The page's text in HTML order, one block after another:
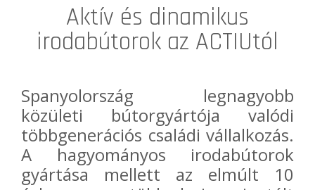
Aktív és dinamikus
irodabútorok az ACTIUtól
Spanyolország legnagyobb
közületi bútorgyártója valódi
többgenerációs családi vállalkozás.
A hagyományos irodabútorok
gyártása mellett az elmúlt 10